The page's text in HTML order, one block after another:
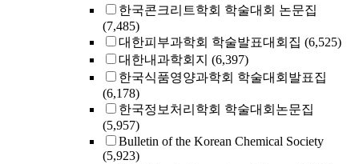
한국콘크리트학회 학술대회 논문집
(7,485)
대한피부과학회 학술발표대회집 (6,525)
대한내과학회지 (6,397)
한국식품영양과학회 학술대회발표집
(6,178)
한국정보처리학회 학술대회논문집
(5,957)
Bulletin of the Korean Chemical Society
(5,923)